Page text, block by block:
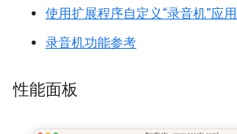
使用扩展程序自定义“录音机”应用
录音机功能参考
性能面板